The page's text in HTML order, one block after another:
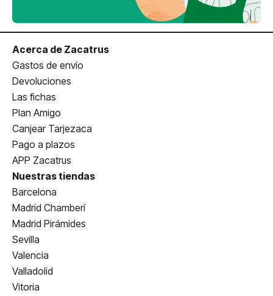
Acerca de Zacatrus
Gastos de envío
Devoluciones
Las fichas
Plan Amigo
Canjear Tarjezaca
Pago a plazos
APP Zacatrus
Nuestras tiendas
Barcelona
Madrid Chamberí
Madrid Pirámides
Sevilla
Valencia
Valladolid
Vitoria